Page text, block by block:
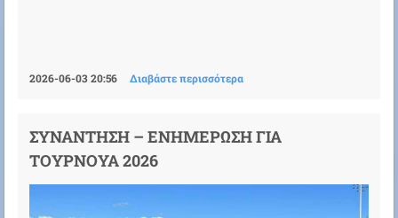
2026-06-03 20:56 Διαβάστε περισσότερα
ΣΥΝΑΝΤΗΣΗ – ΕΝΗΜΕΡΩΣΗ ΓΙΑ
ΤΟΥΡΝΟΥΑ 2026